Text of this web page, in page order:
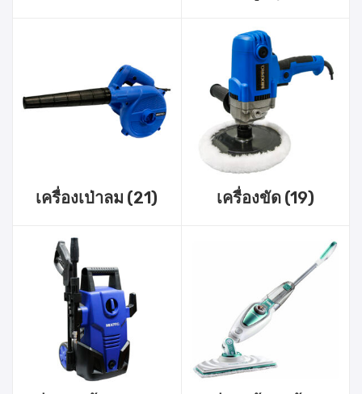
เครื่องเป่าลม (21) เครื่องขัด (19)